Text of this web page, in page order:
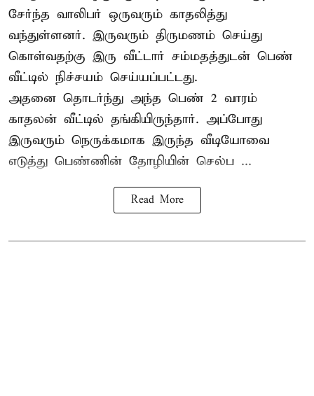
சேர்ந்த வாலிபர் ஒருவரும் காதலித்து
வந்துள்ளனர். இருவரும் திருமணம் செய்து
கொள்வதற்கு இரு வீட்டார் சம்மதத்துடன் பெண்
வீட்டில் நிச்சயம் செய்யப்பட்டது.
அதனை தொடர்ந்து அந்த பெண் 2 வாரம்
காதலன் வீட்டில் தங்கியிருந்தார். அப்போது
இருவரும் நெருக்கமாக இருந்த வீடியோவை
எடுத்து பெண்ணின் தோழியின் செல்ப ...
Read More